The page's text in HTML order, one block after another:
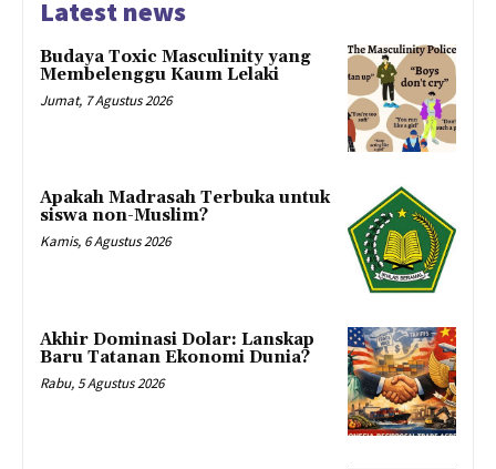
Latest news
Budaya Toxic Masculinity yang
Membelenggu Kaum Lelaki
Jumat, 7 Agustus 2026
Apakah Madrasah Terbuka untuk
siswa non-Muslim?
Kamis, 6 Agustus 2026
Akhir Dominasi Dolar: Lanskap
Baru Tatanan Ekonomi Dunia?
Rabu, 5 Agustus 2026